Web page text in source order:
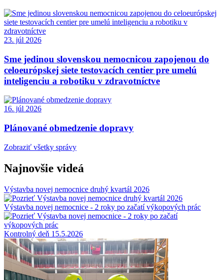
23. júl 2026
Sme jedinou slovenskou nemocnicou zapojenou do
celoeurópskej siete testovacích centier pre umelú
inteligenciu a robotiku v zdravotníctve
16. júl 2026
Plánované obmedzenie dopravy
Zobraziť všetky správy
Najnovšie videá
Výstavba novej nemocnice druhý kvartál 2026
Výstavba novej nemocnice - 2 roky po začatí výkopových prác
Kontrolný deň 15.5.2026